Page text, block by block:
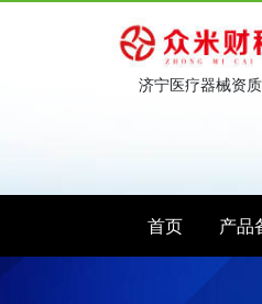
济宁医疗器械资
首页 产品